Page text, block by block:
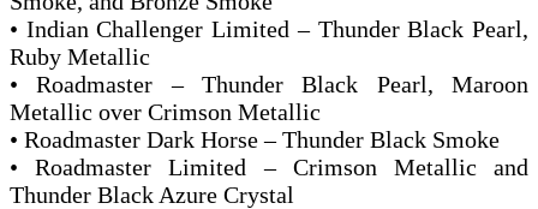
• Indian Challenger Limited – Thunder Black Pearl,
Ruby Metallic
• Roadmaster – Thunder Black Pearl, Maroon
Metallic over Crimson Metallic
• Roadmaster Dark Horse – Thunder Black Smoke
• Roadmaster Limited – Crimson Metallic and
Thunder Black Azure Crystal